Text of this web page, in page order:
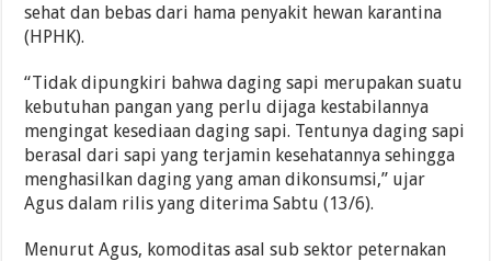
sehat dan bebas dari hama penyakit hewan karantina
(HPHK).
“Tidak dipungkiri bahwa daging sapi merupakan suatu
kebutuhan pangan yang perlu dijaga kestabilannya
mengingat kesediaan daging sapi. Tentunya daging sapi
berasal dari sapi yang terjamin kesehatannya sehingga
menghasilkan daging yang aman dikonsumsi,” ujar
Agus dalam rilis yang diterima Sabtu (13/6).
Menurut Agus, komoditas asal sub sektor peternakan